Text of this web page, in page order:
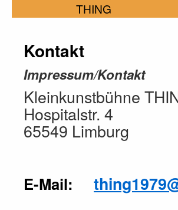
THING
Kontakt
Impressum/Kontakt
Kleinkunstbühne
Hospitalstr. 4
65549 Limburg
E-Mail: